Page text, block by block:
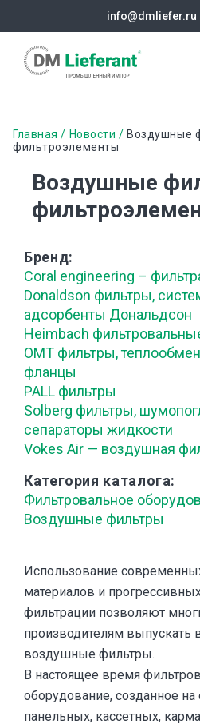
основному
info@dmliefer.ru
Строка
навигации
Главная Новости
Воздушные
фильтроэлементы
Воздушные
Бренд
Coral engineering –
Donaldson фильтры,
адсорбенты Дональдсон
Heimbach
OMT фильтры,
фланцы
PALL фильтры
Solberg фильтры,
сепараторы жидкости
Vokes Air — воздушная
Категория каталога
Фильтровальное
Воздушные фильтры
Использование
материалов и
фильтрации позволяют
производителям
воздушные фильтры.
В настоящее время
оборудование, созданное
панельных, кассетных,